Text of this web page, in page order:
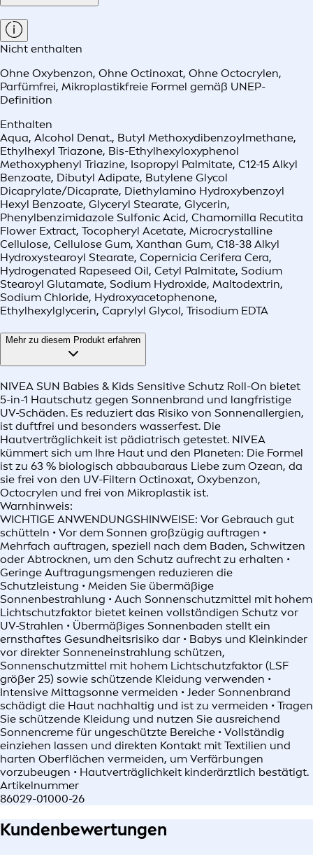
Nicht enthalten
Ohne Oxybenzon, Ohne Octinoxat, Ohne Octocrylen,
Parfümfrei, Mikroplastikfreie Formel gemäß UNEP-
Definition
Enthalten
Aqua, Alcohol Denat., Butyl Methoxydibenzoylmethane,
Ethylhexyl Triazone, Bis-Ethylhexyloxyphenol
Methoxyphenyl Triazine, Isopropyl Palmitate, C12-15 Alkyl
Benzoate, Dibutyl Adipate, Butylene Glycol
Dicaprylate/Dicaprate, Diethylamino Hydroxybenzoyl
Hexyl Benzoate, Glyceryl Stearate, Glycerin,
Phenylbenzimidazole Sulfonic Acid, Chamomilla Recutita
Flower Extract, Tocopheryl Acetate, Microcrystalline
Cellulose, Cellulose Gum, Xanthan Gum, C18-38 Alkyl
Hydroxystearoyl Stearate, Copernicia Cerifera Cera,
Hydrogenated Rapeseed Oil, Cetyl Palmitate, Sodium
Stearoyl Glutamate, Sodium Hydroxide, Maltodextrin,
Sodium Chloride, Hydroxyacetophenone,
Ethylhexylglycerin, Caprylyl Glycol, Trisodium EDTA
Mehr zu diesem Produkt erfahren
NIVEA SUN Babies & Kids Sensitive Schutz Roll-On bietet
5-in-1 Hautschutz gegen Sonnenbrand und langfristige
UV-Schäden. Es reduziert das Risiko von Sonnenallergien,
ist duftfrei und besonders wasserfest. Die
Hautverträglichkeit ist pädiatrisch getestet. NIVEA
kümmert sich um Ihre Haut und den Planeten: Die Formel
ist zu 63 % biologisch abbaubaraus Liebe zum Ozean, da
sie frei von den UV-Filtern Octinoxat, Oxybenzon,
Octocrylen und frei von Mikroplastik ist.
Warnhinweis:
WICHTIGE ANWENDUNGSHINWEISE: Vor Gebrauch gut
schütteln • Vor dem Sonnen großzügig auftragen •
Mehrfach auftragen, speziell nach dem Baden, Schwitzen
oder Abtrocknen, um den Schutz aufrecht zu erhalten •
Geringe Auftragungsmengen reduzieren die
Schutzleistung • Meiden Sie übermäßige
Sonnenbestrahlung • Auch Sonnenschutzmittel mit hohem
Lichtschutzfaktor bietet keinen vollständigen Schutz vor
UV-Strahlen • Übermäßiges Sonnenbaden stellt ein
ernsthaftes Gesundheitsrisiko dar • Babys und Kleinkinder
vor direkter Sonneneinstrahlung schützen,
Sonnenschutzmittel mit hohem Lichtschutzfaktor (LSF
größer 25) sowie schützende Kleidung verwenden •
Intensive Mittagsonne vermeiden • Jeder Sonnenbrand
schädigt die Haut nachhaltig und ist zu vermeiden • Tragen
Sie schützende Kleidung und nutzen Sie ausreichend
Sonnencreme für ungeschützte Bereiche • Vollständig
einziehen lassen und direkten Kontakt mit Textilien und
harten Oberflächen vermeiden, um Verfärbungen
vorzubeugen • Hautverträglichkeit kinderärztlich bestätigt.
Artikelnummer
86029-01000-26
Kundenbewertungen